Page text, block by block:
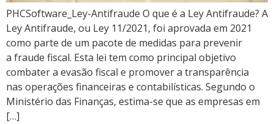
PHCSoftware_Ley-Antifraude O que é a Ley Antifraude? A
Ley Antifraude, ou Ley 11/2021, foi aprovada em 2021
como parte de um pacote de medidas para prevenir
a fraude fiscal. Esta lei tem como principal objetivo
combater a evasão fiscal e promover a transparência
nas operações financeiras e contabilísticas. Segundo o
Ministério das Finanças, estima-se que as empresas em
[…]